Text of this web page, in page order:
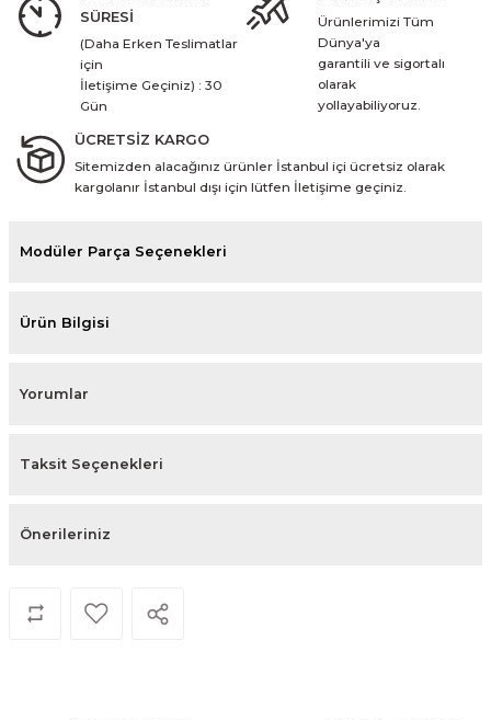
SÜRESİ
(Daha Erken Teslimatlar
için
İletişime Geçiniz) : 30
Gün
Ürünlerimizi Tüm
Dünya'ya
garantili ve sigortalı
olarak
yollayabiliyoruz.
ÜCRETSİZ KARGO
Sitemizden alacağınız ürünler İstanbul içi ücretsiz olarak
kargolanır İstanbul dışı için lütfen İletişime geçiniz.
Modüler Parça Seçenekleri
Ürün Bilgisi
Yorumlar
Taksit Seçenekleri
Önerileriniz